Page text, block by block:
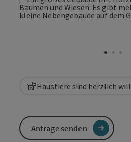
Haustiere sind herzlich
Anfrage senden